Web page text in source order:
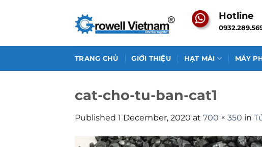
Hotline
TRANG CHỦ GIỚI THIỆU HẠT MÀI MÁY
cat-cho-tu-ban-cat1
Published 1 December, 2020 at 700 × 350 in